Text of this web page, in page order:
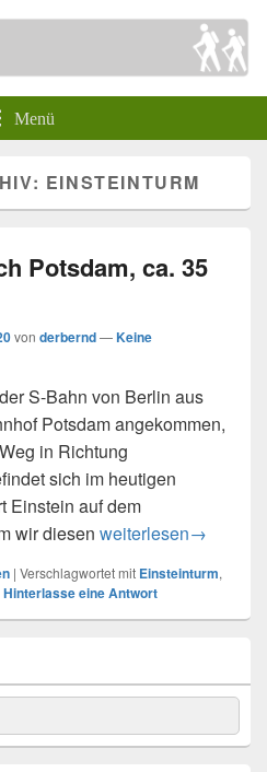
Menü
EINSTEINTURM
Potsdam, ca. 35
von derbernd—Keine
S-Bahn von Berlin aus
Potsdam angekommen,
in Richtung
sich im heutigen
Einstein auf dem
wir diesen Von Potsdam nach
weiterlesen→
| Verschlagwortet mit Einsteinturm,
Hinterlasse eine Antwort